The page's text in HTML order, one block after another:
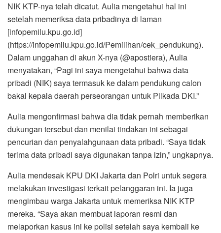
NIK KTP-nya telah dicatut. Aulia mengetahui hal ini
setelah memeriksa data pribadinya di laman
[infopemilu.kpu.go.id]
(https://infopemilu.kpu.go.id/Pemilihan/cek_pendukung).
Dalam unggahan di akun X-nya (@apostiera), Aulia
menyatakan, “Pagi ini saya mengetahui bahwa data
pribadi (NIK) saya termasuk ke dalam pendukung calon
bakal kepala daerah perseorangan untuk Pilkada DKI.”
Aulia mengonfirmasi bahwa dia tidak pernah memberikan
dukungan tersebut dan menilai tindakan ini sebagai
pencurian dan penyalahgunaan data pribadi. “Saya tidak
terima data pribadi saya digunakan tanpa izin,” ungkapnya.
Aulia mendesak KPU DKI Jakarta dan Polri untuk segera
melakukan investigasi terkait pelanggaran ini. Ia juga
mengimbau warga Jakarta untuk memeriksa NIK KTP
mereka. “Saya akan membuat laporan resmi dan
melaporkan kasus ini ke polisi setelah saya kembali ke